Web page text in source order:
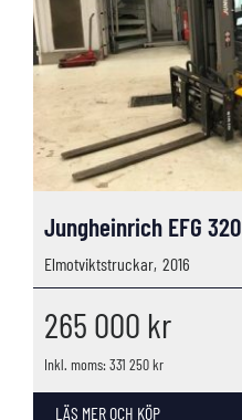
Jungheinrich EFG 320
Elmotviktstruckar, 2016
265 000 kr
Inkl. moms: 331 250 kr
LÄS MER OCH KÖP